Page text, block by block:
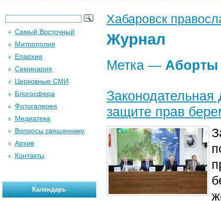
Хабаровск
Журнал
Метка — Аборты
защите прав
Самый Восточный
Митрополия
Епархия
Семинария
Церковные СМИ
Блогосфера
Фотогалерея
Медиатека
Вопросы священнику
Архив
Контакты
Календарь